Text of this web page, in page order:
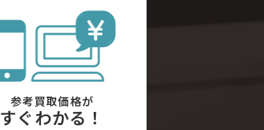
参考買取価格が
すぐわかる！